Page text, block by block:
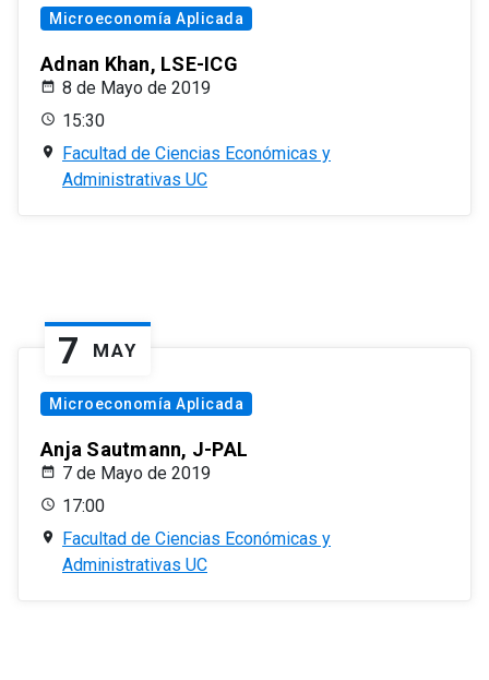
Microeconomía Aplicada
Adnan Khan, LSE-ICG
8 de Mayo de 2019
15:30
Facultad de Ciencias Económicas y
Administrativas UC
7 MAY
Microeconomía Aplicada
Anja Sautmann, J-PAL
7 de Mayo de 2019
17:00
Facultad de Ciencias Económicas y
Administrativas UC